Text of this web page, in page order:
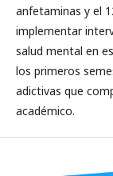
anfetaminas y el
implementar
salud mental en
los primeros
adictivas que
académico.